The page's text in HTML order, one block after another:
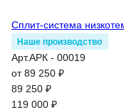
Сплит-система
Наше производство
Арт.АРК - 00019
от 89 250 ₽
89 250 ₽
119 000 ₽